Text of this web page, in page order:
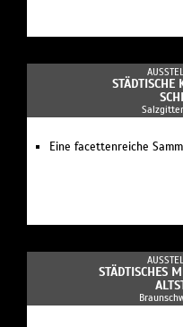
STÄDTISCHE
Eine facettenreiche
STÄDTISCHES